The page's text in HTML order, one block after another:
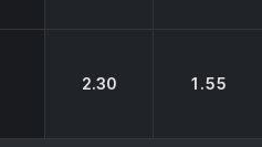
2.30 1.55